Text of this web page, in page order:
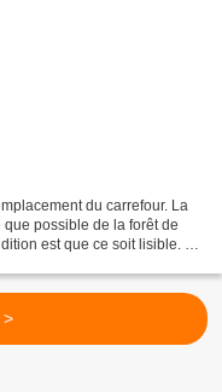
du carrefour. La
possible de la forêt de
est que ce soit lisible. La
>